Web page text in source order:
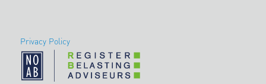
Privacy Policy